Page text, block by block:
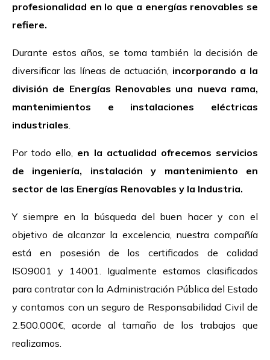
profesionalidad en lo que a energías renovables se
refiere.
Durante estos años, se toma también la decisión de
diversificar las líneas de actuación, incorporando a la
división de Energías Renovables una nueva rama,
mantenimientos e instalaciones eléctricas
industriales.
Por todo ello, en la actualidad ofrecemos servicios
de ingeniería, instalación y mantenimiento en
sector de las Energías Renovables y la Industria.
Y siempre en la búsqueda del buen hacer y con el
objetivo de alcanzar la excelencia, nuestra compañía
está en posesión de los certificados de calidad
ISO9001 y 14001. Igualmente estamos clasificados
para contratar con la Administración Pública del Estado
y contamos con un seguro de Responsabilidad Civil de
2.500.000€, acorde al tamaño de los trabajos que
realizamos.